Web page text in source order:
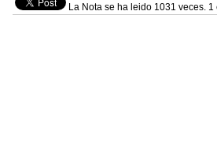
La Nota se ha leido 1031 veces. 1